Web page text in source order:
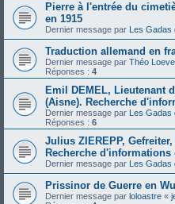
Pierre à l'entrée du
en 1915
Dernier message par Les
Traduction allemand en
Dernier message par Théo
Réponses : 4
Emil DEMEL, Lieutenant
(Aisne). Recherche
Dernier message par Les
Réponses : 6
Julius ZIEREPP,
Recherche
Dernier message par Les
Prissinor de Guerre en
Dernier message par loloastre «